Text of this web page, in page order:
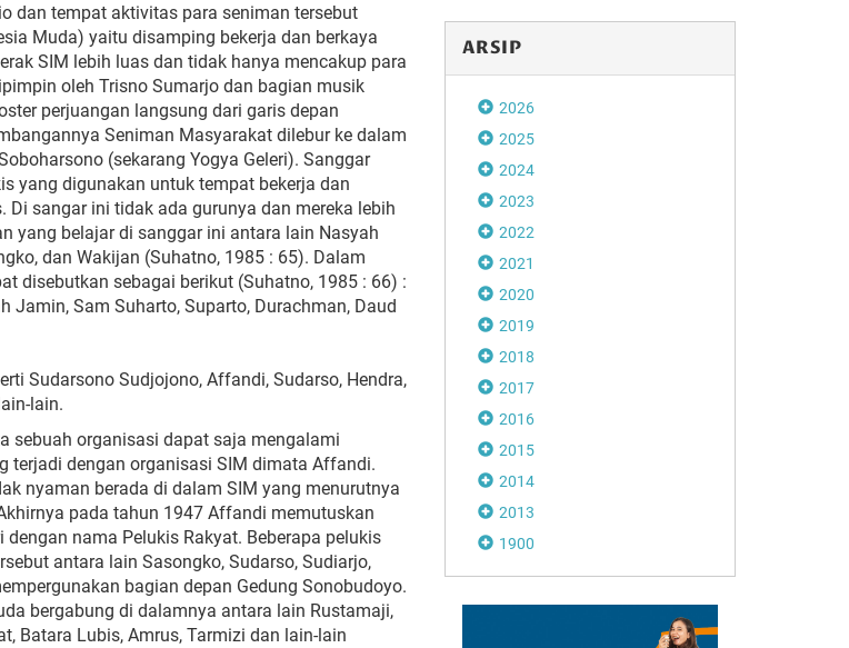
dan tempat aktivitas para seniman tersebut
Muda) yaitu disamping bekerja dan berkaya
SIM lebih luas dan tidak hanya mencakup para
oleh Trisno Sumarjo dan bagian musik
perjuangan langsung dari garis depan
Seniman Masyarakat dilebur ke dalam
(sekarang Yogya Geleri). Sanggar
yang digunakan untuk tempat bekerja dan
sangar ini tidak ada gurunya dan mereka lebih
yang belajar di sanggar ini antara lain Nasyah
dan Wakijan (Suhatno, 1985 : 65). Dalam
disebutkan sebagai berikut (Suhatno, 1985 : 66) :
Jamin, Sam Suharto, Suparto, Durachman, Daud
Sudarsono Sudjojono, Affandi, Sudarso, Hendra,
lain.
sebuah organisasi dapat saja mengalami
terjadi dengan organisasi SIM dimata Affandi.
nyaman berada di dalam SIM yang menurutnya
pada tahun 1947 Affandi memutuskan
nama Pelukis Rakyat. Beberapa pelukis
antara lain Sasongko, Sudarso, Sudiarjo,
bagian depan Gedung Sonobudoyo.
bergabung di dalamnya antara lain Rustamaji,
Batara Lubis, Amrus, Tarmizi dan lain-lain
ARSIP
2026
2025
2024
2023
2022
2021
2020
2019
2018
2017
2016
2015
2014
2013
1900